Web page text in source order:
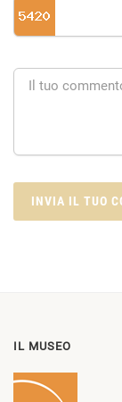
IL MUSEO